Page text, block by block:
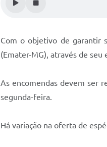
Com o objetivo de garantir
(Emater-MG), através de
As encomendas devem ser
segunda-feira.
Há variação na oferta de